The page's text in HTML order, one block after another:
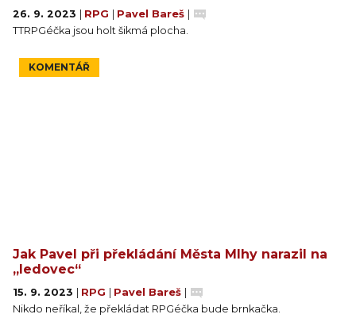
26. 9. 2023 | RPG | Pavel Bareš |
TTRPGéčka jsou holt šikmá plocha.
KOMENTÁŘ
Jak Pavel při překládání Města Mlhy narazil na
„ledovec“
15. 9. 2023 | RPG | Pavel Bareš |
Nikdo neříkal, že překládat RPGéčka bude brnkačka.